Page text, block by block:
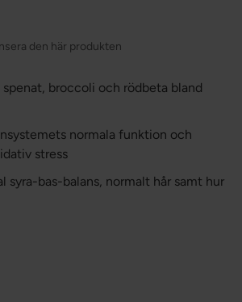
den här produkten
spenat, broccoli och rödbeta bland
normala funktion och
stress
syra-bas-balans, normalt hår samt hur